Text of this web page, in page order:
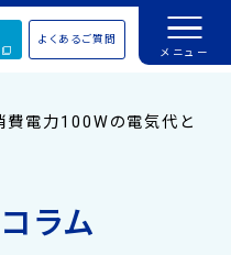
よくあるご質問
費電力100Wの電気代と
ラム